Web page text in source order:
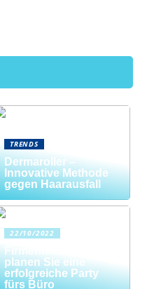
TRENDS
Dermaroller –
Innovative Methode
gegen Haarausfall
22/10/2022
Firmenfeier? So
planen Sie eine
erfolgreiche Party
fürs Büro